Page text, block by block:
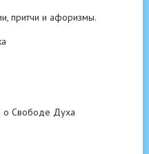
притчи и афоризмы.
о Свободе Духа